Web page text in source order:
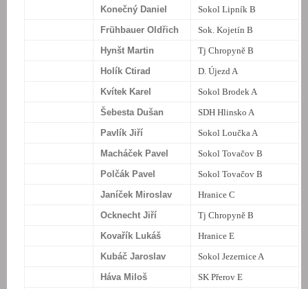
Konečný Daniel
Sokol Lipník B
Frühbauer Oldřich
Sok. Kojetín B
Hynšt Martin
Tj Chropyně B
Holík Ctirad
D. Újezd A
Kvítek Karel
Sokol Brodek A
Šebesta Dušan
SDH Hlinsko A
Pavlík Jiří
Sokol Loučka A
Macháček Pavel
Sokol Tovačov B
Polčák Pavel
Sokol Tovačov B
Janíček Miroslav
Hranice C
Ocknecht Jiří
Tj Chropyně B
Kovařík Lukáš
Hranice E
Kubáč Jaroslav
Sokol Jezernice A
Háva Miloš
SK Přerov E